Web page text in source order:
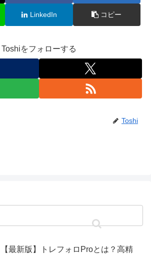
LinkedIn コピー
Toshiをフォローする
Toshi
【最新版】トレフォロProとは？高精